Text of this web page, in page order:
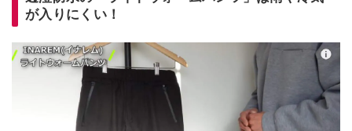
が入りにくい！